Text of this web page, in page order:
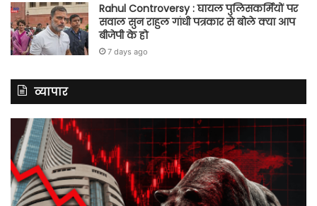
Rahul Controversy : घायल पुलिसकर्मियों पर
सवाल सुन राहुल गांधी पत्रकार से बोले क्या आप
बीजेपी के हो
7 days ago
व्यापार